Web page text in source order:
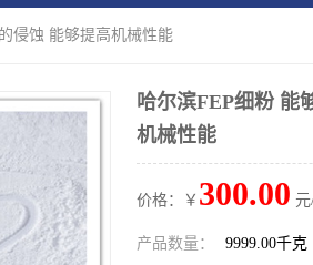
侵蚀 能够提高机械性能
哈尔滨FEP细粉 能
机械性能
价格：￥ 300.00
产品数量： 9999.00千克